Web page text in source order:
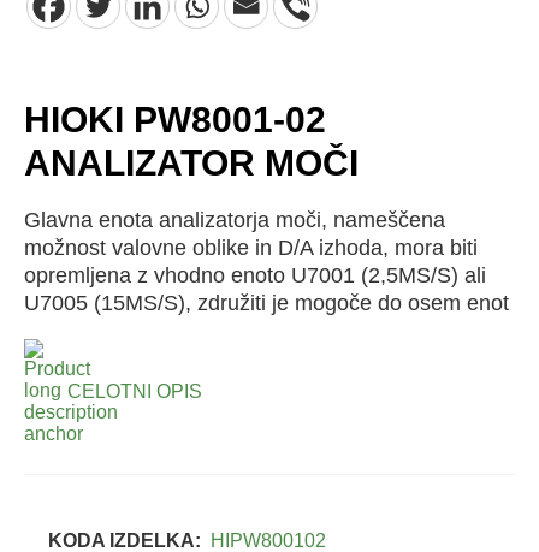
HIOKI PW8001-02
ANALIZATOR MOČI
Glavna enota analizatorja moči, nameščena
možnost valovne oblike in D/A izhoda, mora biti
opremljena z vhodno enoto U7001 (2,5MS/S) ali
U7005 (15MS/S), združiti je mogoče do osem enot
CELOTNI OPIS
KODA IZDELKA:
HIPW800102